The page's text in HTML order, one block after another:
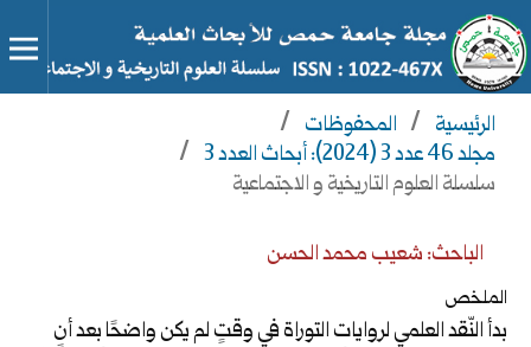
الرئيسية / المحفوظات /
مجلد 46 عدد 3 (2024): أبحاث العدد 3
/
سلسلة العلوم التاريخية و الاجتماعية
الباحث: شعيب محمد الحسن
الملخص
بدأ النّقد العلمي لروايات التوراة في وقتٍ لم يكن واضحًا بعد أن